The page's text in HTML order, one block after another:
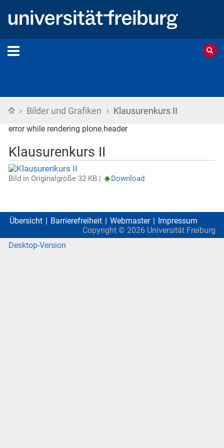
Startseite
› Bilder und Grafiken › Klausurenkurs II
error while rendering plone.header
Klausurenkurs II
Bild in Originalgröße 32 KB Download
Übersicht Barrierefreiheit Webmaster
Impressum
Copyright © 2026 Universität Freiburg
Desktop-Version